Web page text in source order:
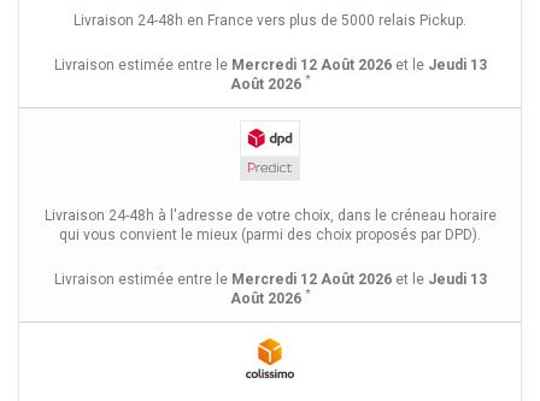
Livraison 24-48h en France vers plus de 5000 relais Pickup.
Livraison estimée entre le Mercredi 12 Août 2026et le Jeudi 13
Août 2026 *
Livraison 24-48h à l'adresse de votre choix, dans le créneau horaire
qui vous convient le mieux (parmi des choix proposés par DPD).
Livraison estimée entre le Mercredi 12 Août 2026et le Jeudi 13
Août 2026 *